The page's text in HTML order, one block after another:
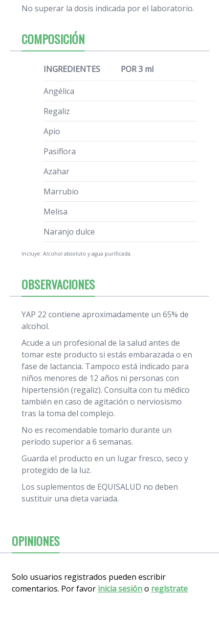
No superar la dosis indicada por el laboratorio.
COMPOSICIÓN
INGREDIENTES POR 3 ml
Angélica
Regaliz
Apio
Pasiflora
Azahar
Marrubio
Melisa
Naranjo dulce
Incluye: Alcohol absoluto y agua purificada.
OBSERVACIONES
YAP 22 contiene aproximadamente un 65% de
alcohol.
Acude a un profesional de la salud antes de
tomar este producto si estás embarazada o en
fase de lactancia. Tampoco está indicado para
niños menores de 12 años ni personas con
hipertensión (regaliz). Consulta con tu médico
también en caso de agitación o nerviosismo
tras la toma del complejo.
No es recomendable tomarlo durante un
período superior a 6 semanas.
Guarda el producto en un lugar fresco, seco y
protegido de la luz.
Los suplementos de EQUISALUD no deben
sustituir una dieta variada.
OPINIONES
Solo usuarios registrados pueden escribir
comentarios. Por favor inicia sesióno regístrate